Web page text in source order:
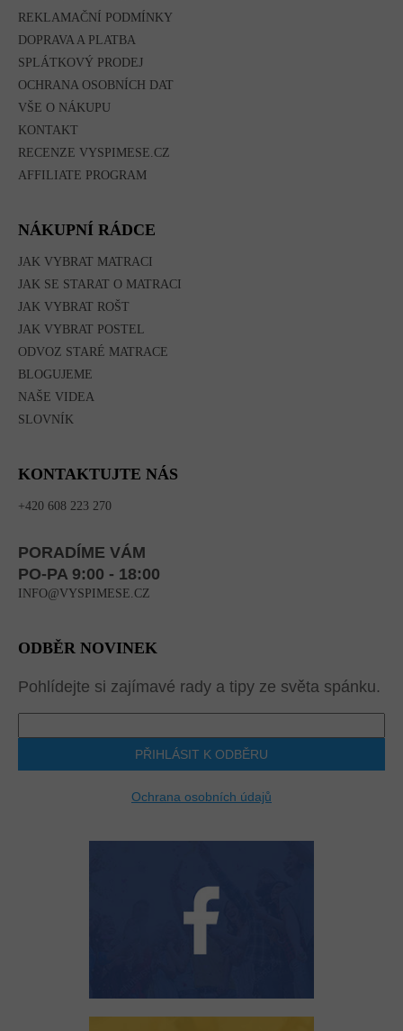
REKLAMAČNÍ PODMÍNKY
DOPRAVA A PLATBA
SPLÁTKOVÝ PRODEJ
OCHRANA OSOBNÍCH DAT
VŠE O NÁKUPU
KONTAKT
RECENZE VYSPIMESE.CZ
AFFILIATE PROGRAM
NÁKUPNÍ RÁDCE
JAK VYBRAT MATRACI
JAK SE STARAT O MATRACI
JAK VYBRAT ROŠT
JAK VYBRAT POSTEL
ODVOZ STARÉ MATRACE
BLOGUJEME
NAŠE VIDEA
SLOVNÍK
KONTAKTUJTE NÁS
+420 608 223 270
PORADÍME VÁM
PO-PA 9:00 - 18:00
INFO@VYSPIMESE.CZ
ODBĚR NOVINEK
Pohlídejte si zajímavé rady a tipy ze světa spánku.
PŘIHLÁSIT K ODBĚRU
Ochrana osobních údajů